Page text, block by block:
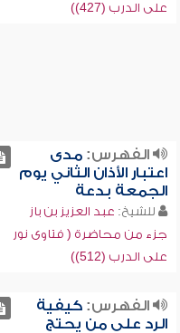
على الدرب (427))
الفهرس:مدى
اعتبار الأذان الثاني يوم
الجمعة بدعة
للشيخ: عبد العزيز بن باز
جزء من محاضرة ( فتاوى نور
على الدرب (512))
الفهرس:كيفية
الرد على من يحتج